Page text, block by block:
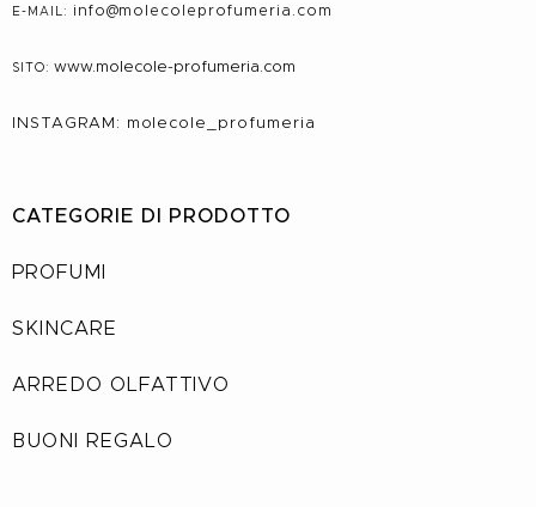
E-MAIL: info@molecole profumeria.com
SITO: www.molecole-profumeria.com
INSTAGRAM: molecole_profumeria
CATEGORIE DI PRODOTTO
PROFUMI
SKINCARE
ARREDO OLFATTIVO
BUONI REGALO